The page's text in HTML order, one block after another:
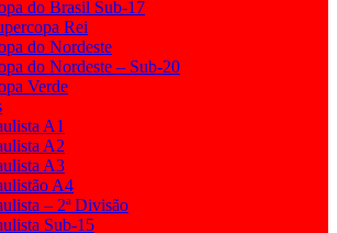
do Brasil Sub-17
Rei
do Nordeste
do Nordeste – Sub-20
Verde
A1
A2
A3
A4
– 2ª Divisão
Sub-15